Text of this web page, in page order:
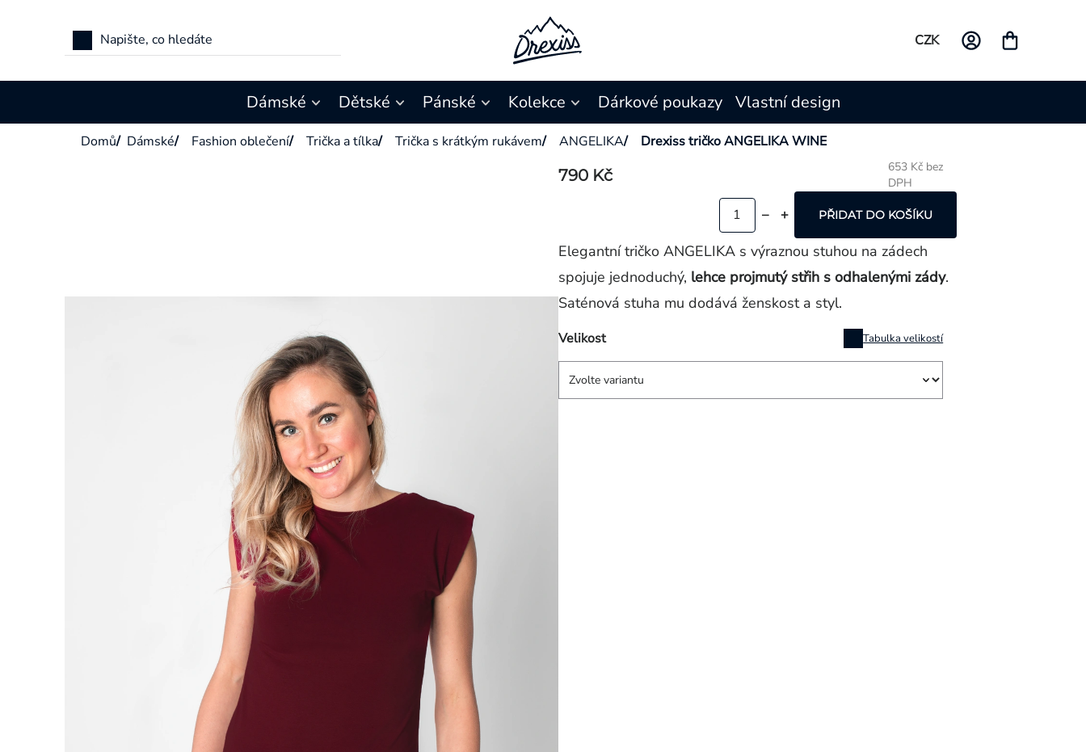
CZK
Dámské Dětské Pánské Kolekce Dárkové poukazy Vlastní design
Domů/ Dámské/ Fashion oblečení/ Trička a tílka/ Trička s krátkým rukávem/ ANGELIKA/ Drexiss tričko ANGELIKA WINE
790 Kč
653 Kč bez
DPH
Velikost Tabulka velikostí
PŘIDAT DO KOŠÍKU
Elegantní tričko ANGELIKA s výraznou stuhou na zádech
spojuje jednoduchý, lehce projmutý střih s odhalenými zády.
Saténová stuha mu dodává ženskost a styl.